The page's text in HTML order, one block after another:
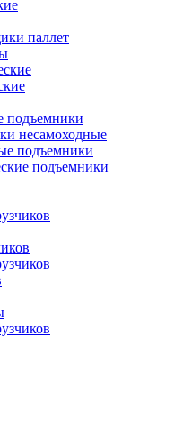
паллет
подъемники
несамоходные
подъемники
подъемники